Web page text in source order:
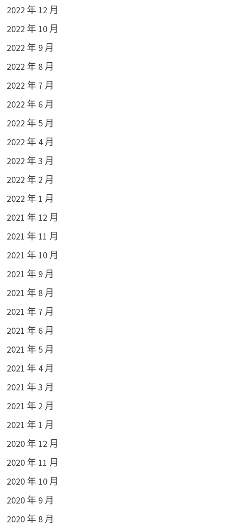
2022 年 12 月
2022 年 10 月
2022 年 9 月
2022 年 8 月
2022 年 7 月
2022 年 6 月
2022 年 5 月
2022 年 4 月
2022 年 3 月
2022 年 2 月
2022 年 1 月
2021 年 12 月
2021 年 11 月
2021 年 10 月
2021 年 9 月
2021 年 8 月
2021 年 7 月
2021 年 6 月
2021 年 5 月
2021 年 4 月
2021 年 3 月
2021 年 2 月
2021 年 1 月
2020 年 12 月
2020 年 11 月
2020 年 10 月
2020 年 9 月
2020 年 8 月